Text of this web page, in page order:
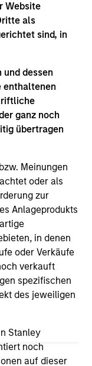
Website
als
sind, in
dessen
enthaltenen
ganz noch
übertragen
Meinungen
oder als
zur
Anlageprodukts
in denen
oder Verkäufe
verkauft
spezifischen
des jeweiligen
Stanley
noch
auf dieser
for informational
guarantee that
performance
in the future (for
marks above
The information
sponsored, or
clicking on any
navigating to a
to you
approval,
by us of any
site. In no event
contained on